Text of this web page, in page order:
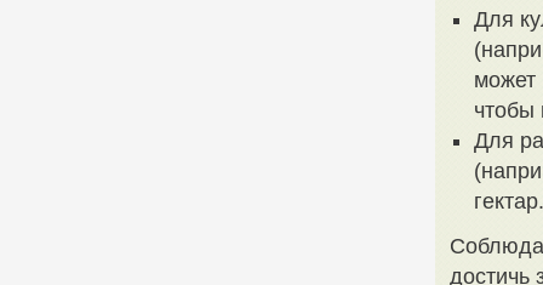
Для
может
чтобы
Для
гектар.
достичь